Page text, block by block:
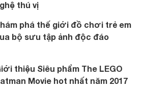
thú vị
phá thế giới đồ chơi trẻ em
bộ sưu tập ảnh độc đáo
thiệu Siêu phẩm The LEGO
Movie hot nhất năm 2017